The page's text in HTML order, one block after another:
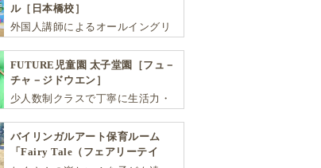
ル［日本橋校］
外国人講師によるオールイングリ
クールです。子ども達が英語を学
ぶだけではなく、英語で学ぶ環境
を提供します！
FUTURE児童園 太子堂園［フュ－
チャ－ジドウエン］
少人数制クラスで丁寧に生活力・
能性を広げます！
バイリンガルアート保育ルーム
「Fairy Tale（フェアリーテイ